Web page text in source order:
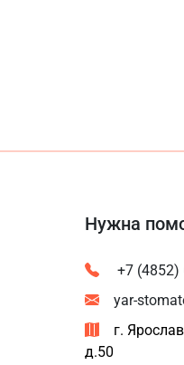
Нужна
+7 (4852)
yar-
г.
д.50